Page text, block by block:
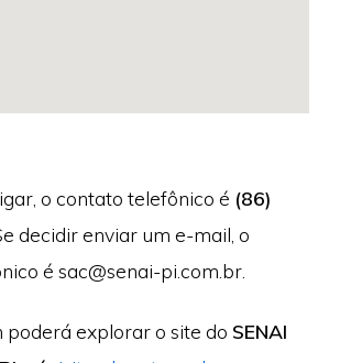
o contato telefônico é (86)
decidir enviar um e-mail, o
é sac@senai-pi.com.br.
poderá explorar o site do SENAI